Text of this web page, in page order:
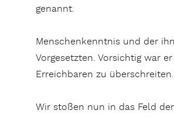
genannt.
Menschenkenntnis und der
Vorgesetzten. Vorsichtig war
Erreichbaren zu überschreiten.
Wir stoßen nun in das Feld